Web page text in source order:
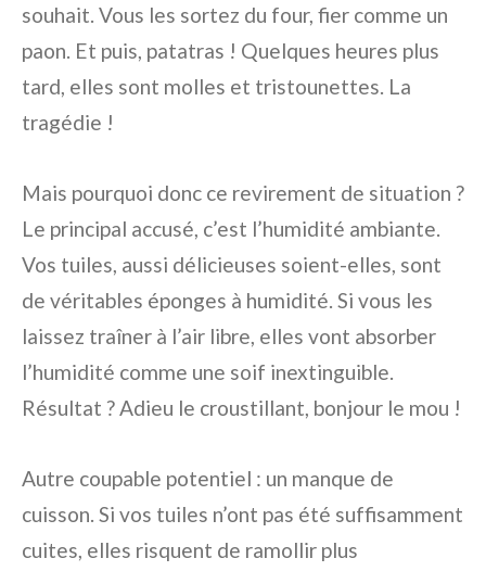
souhait. Vous les sortez du four, fier comme un
paon. Et puis, patatras ! Quelques heures plus
tard, elles sont molles et tristounettes. La
tragédie !
Mais pourquoi donc ce revirement de situation ?
Le principal accusé, c’est l’humidité ambiante.
Vos tuiles, aussi délicieuses soient-elles, sont
de véritables éponges à humidité. Si vous les
laissez traîner à l’air libre, elles vont absorber
l’humidité comme une soif inextinguible.
Résultat ? Adieu le croustillant, bonjour le mou !
Autre coupable potentiel : un manque de
cuisson. Si vos tuiles n’ont pas été suffisamment
cuites, elles risquent de ramollir plus